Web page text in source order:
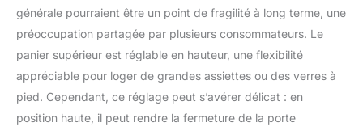
générale pourraient être un point de fragilité à long terme, une
préoccupation partagée par plusieurs consommateurs. Le
panier supérieur est réglable en hauteur, une flexibilité
appréciable pour loger de grandes assiettes ou des verres à
pied. Cependant, ce réglage peut s’avérer délicat : en
position haute, il peut rendre la fermeture de la porte